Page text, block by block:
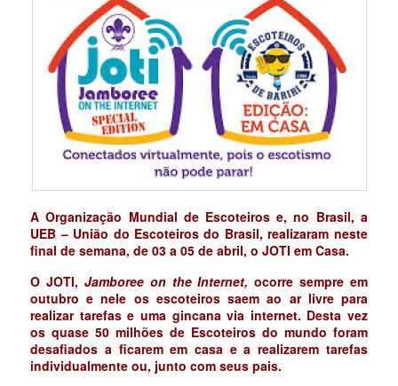
A Organização Mundial de Escoteiros e, no Brasil, a
UEB – União do Escoteiros do Brasil, realizaram neste
final de semana, de 03 a 05 de abril, o JOTI em Casa.
O JOTI, Jamboree on the Internet, ocorre sempre em
outubro e nele os escoteiros saem ao ar livre para
realizar tarefas e uma gincana via internet. Desta vez
os quase 50 milhões de Escoteiros do mundo foram
desafiados a ficarem em casa e a realizarem tarefas
individualmente ou, junto com seus pais.